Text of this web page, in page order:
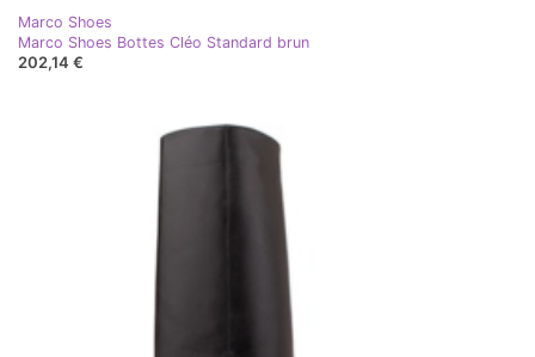
Marco Shoes
Marco Shoes Bottes Cléo Standard brun
202,14 €